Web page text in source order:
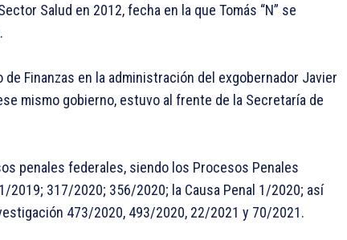
Salud en 2012, fecha en la que Tomás “N” se
de Finanzas en la administración del exgobernador Javier
mismo gobierno, estuvo al frente de la Secretaría de
penales federales, siendo los Procesos Penales
317/2020; 356/2020; la Causa Penal 1/2020; así
473/2020, 493/2020, 22/2021 y 70/2021.